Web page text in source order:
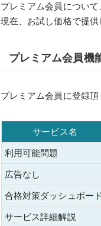
プレミアム会員について
現在、お試し価格で提
プレミアム会員機
プレミアム会員に登録
サービス名
利用可能問題
広告なし
合格対策ダッシュボード
サービス詳細解説